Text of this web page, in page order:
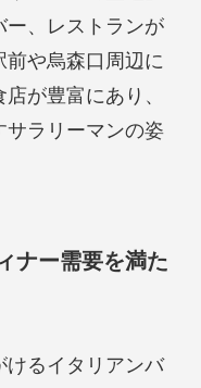
ー、レストランが
や烏森口周辺に
が豊富にあり、
サラリーマンの姿
ナー需要を満た
けるイタリアンバ